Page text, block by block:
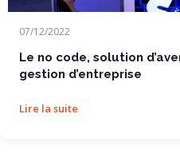
07/12/2022
Le no code, solution
gestion d’entreprise
Lire la suite